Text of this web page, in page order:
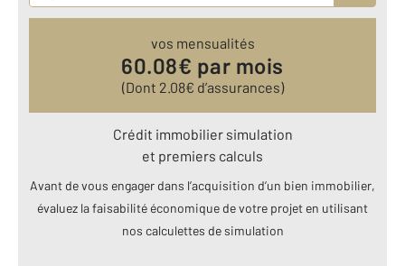
vos mensualités
60.08€ par mois
(Dont 2.08€ d’assurances)
Crédit immobilier simulation
et premiers calculs
Avant de vous engager dans l’acquisition d’un bien immobilier,
évaluez la faisabilité économique de votre projet en utilisant
nos calculettes de simulation